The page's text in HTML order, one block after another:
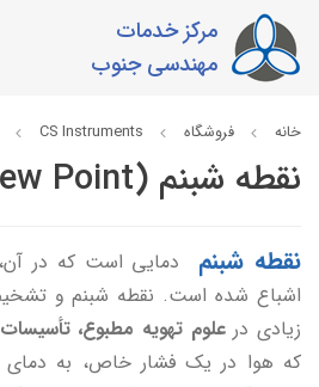
مرکز خدمات
مهندسی جنوب
خانه فروشگاه CS Instruments
نقطه شبنم (Dew Point)
نقطه شبنم
دمایی است که در
اشباع شده است. نقطه شبنم و
زیادی درعلوم تهویه مطبوع،
که هوا در یک فشار خاص، به دمای